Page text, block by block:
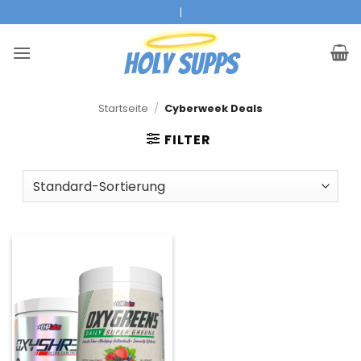
Inhalt
springen
|
Startseite / Cyberweek Deals
FILTER